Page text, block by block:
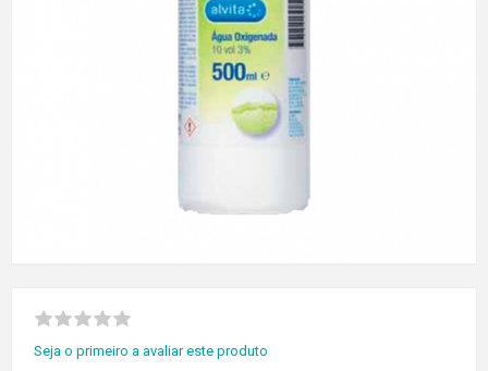
Seja o primeiro a avaliar este produto